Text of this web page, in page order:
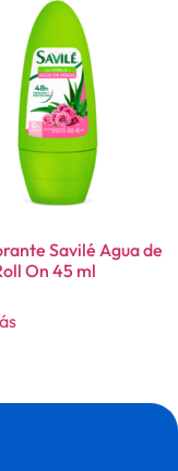
Savilé Agua de
On 45 ml